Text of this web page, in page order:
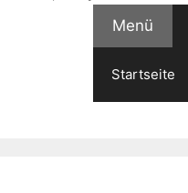
Menü
Startseite